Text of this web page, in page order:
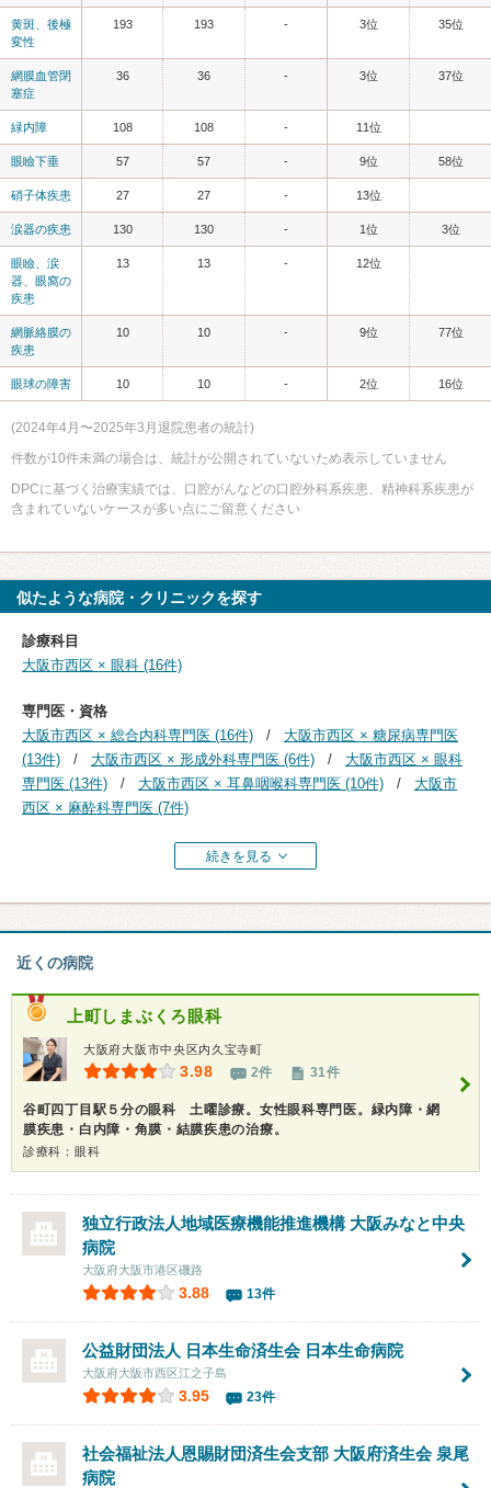
黄斑、後極
変性
193 193 - 3位 35位
網膜血管閉
塞症
36 36 - 3位 37位
緑内障 108 108 - 11位
眼瞼下垂 57 57 - 9位 58位
硝子体疾患 27 27 - 13位
涙器の疾患 130 130 - 1位 3位
眼瞼、涙
器、眼窩の
疾患
13 13 - 12位
網脈絡膜の
疾患
10 10 - 9位 77位
眼球の障害 10 10 - 2位 16位
(2024年4月〜2025年3月退院患者の統計)
件数が10件未満の場合は、統計が公開されていないため表示していません
DPCに基づく治療実績では、口腔がんなどの口腔外科系疾患、精神科系疾患が
含まれていないケースが多い点にご留意ください
似たような病院・クリニックを探す
診療科目
大阪市西区 × 眼科 (16件)
専門医・資格
大阪市西区 × 総合内科専門医 (16件)
大阪市西区 × 糖尿病専門医
(13件)
大阪市西区 × 形成外科専門医 (6件)
大阪市西区 × 眼科
専門医 (13件)
大阪市西区 × 耳鼻咽喉科専門医 (10件)
大阪市
西区 × 麻酔科専門医 (7件)
続きを見る
近くの病院
上町しまぶくろ眼科
大阪府大阪市中央区内久宝寺町
3.98 2件 31件
谷町四丁目駅５分の眼科 土曜診療。女性眼科専門医。緑内障・網
膜疾患・白内障・角膜・結膜疾患の治療。
診療科：眼科
独立行政法人地域医療機能推進機構 大阪みなと中央
病院
大阪府大阪市港区磯路
3.88 13件
公益財団法人 日本生命済生会 日本生命病院
大阪府大阪市西区江之子島
3.95 23件
社会福祉法人恩賜財団済生会支部 大阪府済生会 泉尾
病院